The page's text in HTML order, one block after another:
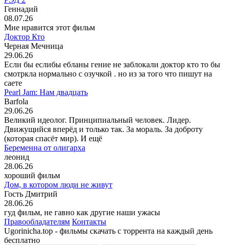
Геннадий
08.07.26
Мне нравится этот фильм
Доктор Кто
Черная Мечница
29.06.26
Если бы еслибы ебланы гение не заблокали доктор кто то бы
смотркла нормально с озучкой . но из за того что пишут на
саете
Pearl Jam: Нам двадцать
Barfola
29.06.26
Великий идеолог. Принципиальный человек. Лидер.
Движущийся вперёд и только так. За мораль. За доброту
(которая спасёт мир). И ещё
Беременна от олигарха
леонид
28.06.26
хороший фильм
Дом, в котором люди не живут
Гость Дмитрий
28.06.26
гуд фильм, не гавно как другие наши ужасы
Правообладателям Контакты
Ugorinicha.top - фильмы скачать с торрента на каждый день
бесплатно